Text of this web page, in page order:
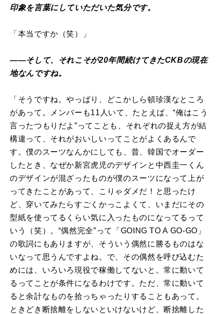
印象を言葉にしていただいた気分です。
「本当ですか（笑）」
――そして、それこそが20年間続けてきたCKBの現在
地なんですね。
「そうですね。やっぱり、どこかしら頓珍漢なところ
があって。メンバーも11人いて、たとえば、“俺はこう
言ったつもりだよ”ってことも、それぞれの捉え方が結
構違って、それがおいしいってことがよくあるんで
す。僕のスーツなんかにしても、昔、韓国でオーダー
したとき、なぜか新宮虎児のデザインと中西圭一くん
のデザインが混ざったものが僕のスーツになって上が
ってきたことがあって、こりゃダメだ！と思ったけ
ど、穿いてみたらすごくかっこよくて、いまだにその
型紙を使ってるくらい気に入ったものになってるって
いう（笑）。“偶然完全”って「GOING TO A GO-GO」
の歌詞にもありますが、そういう偶然に勝るものはな
いなって思うんですよね。で、その偶然を呼び込むた
めには、いろいろ現役で稼働してないと。常に動いて
るってことが条件になるわけです。ただ、常に動いて
ると余計なものを拾っちゃったりすることもあって。
ときどき断捨離をしないといけないけど、断捨離した